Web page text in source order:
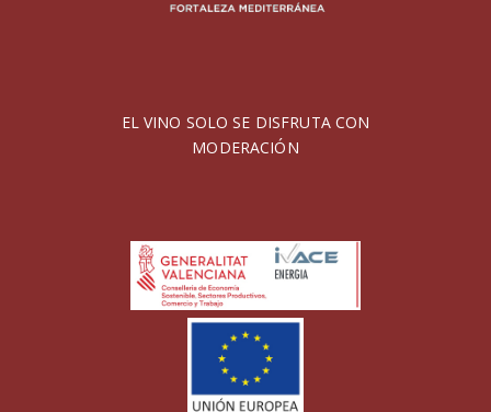
EL VINO SOLO SE DISFRUTA CON
MODERACIÓN